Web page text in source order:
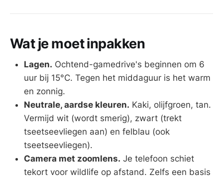
Wat je moet inpakken
Lagen. Ochtend-gamedrive's beginnen om 6
uur bij 15°C. Tegen het middaguur is het warm
en zonnig.
Neutrale, aardse kleuren. Kaki, olijfgroen, tan.
Vermijd wit (wordt smerig), zwart (trekt
tseetseevliegen aan) en felblau (ook
tseetseevliegen).
Camera met zoomlens. Je telefoon schiet
tekort voor wildlife op afstand. Zelfs een basis